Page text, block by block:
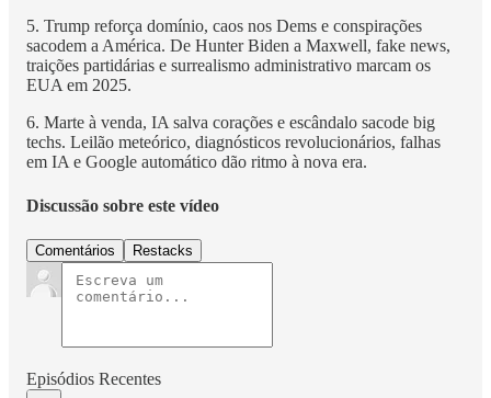
5. Trump reforça domínio, caos nos Dems e conspirações
sacodem a América. De Hunter Biden a Maxwell, fake news,
traições partidárias e surrealismo administrativo marcam os
EUA em 2025.
6. Marte à venda, IA salva corações e escândalo sacode big
techs. Leilão meteórico, diagnósticos revolucionários, falhas
em IA e Google automático dão ritmo à nova era.
Discussão sobre este vídeo
Comentários Restacks
Episódios Recentes